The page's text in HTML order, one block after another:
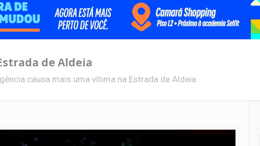
de Aldeia
causa mais uma vítima na Estrada de Aldeia